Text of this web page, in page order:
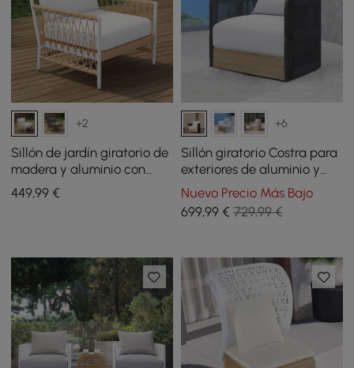
+2
Sillón de jardín giratorio de
madera y aluminio con
cojín - beige
449,99 €
+6
Sillón giratorio Costra para
exteriores de aluminio y
cuerda trenzada en negro
Nuevo Precio Más Bajo
699,99€ 729,99 €